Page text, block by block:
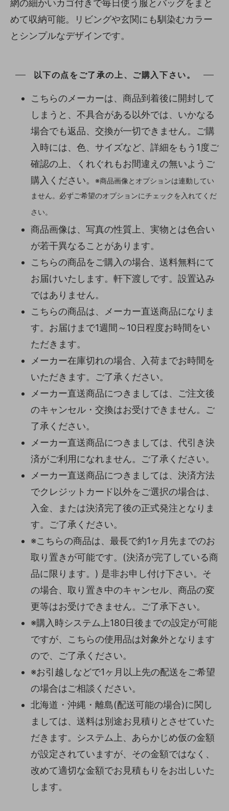
網の細かいカゴ付きで毎日使う服とバッグをまと
めて収納可能。リビングや玄関にも馴染むカラー
とシンプルなデザインです。
以下の点をご了承の上、ご購入下さい。
こちらのメーカーは、商品到着後に開封して
しまうと、不具合がある以外では、いかなる
場合でも返品、交換が一切できません。ご購
入時には、色、サイズなど、詳細をもう1度ご
確認の上、くれぐれもお間違えの無いようご
購入ください。
※商品画像とオプションは連動してい
ません。必ずご希望のオプションにチェックを入れてくだ
さい。
商品画像は、写真の性質上、実物とは色合い
が若干異なることがあります。
こちらの商品をご購入の場合、送料無料にて
お届けいたします。軒下渡しです。設置込み
ではありません。
こちらの商品は、メーカー直送商品になりま
す。お届けまで1週間～10日程度お時間をい
ただきます。
メーカー在庫切れの場合、入荷までお時間を
いただきます。ご了承ください。
メーカー直送商品につきましては、ご注文後
のキャンセル・交換はお受けできません。ご
了承ください。
メーカー直送商品につきましては、代引き決
済がご利用になれません。ご了承ください。
メーカー直送商品につきましては、決済方法
でクレジットカード以外をご選択の場合は、
入金、または決済完了後の正式発注となりま
す。ご了承ください。
※こちらの商品は、最長で約1ヶ月先までのお
取り置きが可能です。(決済が完了している商
品に限ります。) 是非お申し付け下さい。そ
の場合、取り置き中のキャンセル、商品の変
更等はお受けできません。ご了承下さい。
※購入時システム上180日後までの設定が可能
ですが、こちらの使用品は対象外となります
ので、ご了承ください。
※お引越しなどで1ヶ月以上先の配送をご希望
の場合はご相談ください。
北海道・沖縄・離島(配送可能の場合)に関し
ましては、送料は別途お見積りとさせていた
だきます。システム上、あらかじめ仮の金額
が設定されていますが、その金額ではなく、
改めて適切な金額でお見積もりをお出しいた
します。